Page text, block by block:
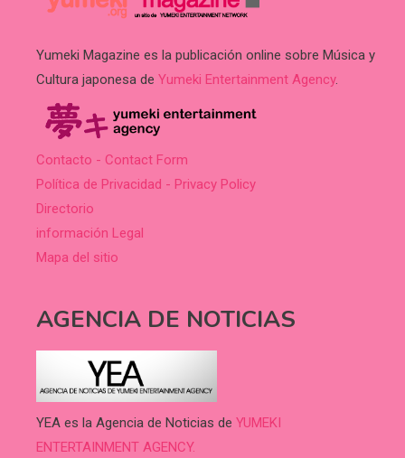
Yumeki Magazine es la publicación online sobre Música y
Cultura japonesa de Yumeki Entertainment Agency.
Contacto - Contact Form
Política de Privacidad - Privacy Policy
Directorio
información Legal
Mapa del sitio
AGENCIA DE NOTICIAS
YEA es la Agencia de Noticias de YUMEKI
ENTERTAINMENT AGENCY.